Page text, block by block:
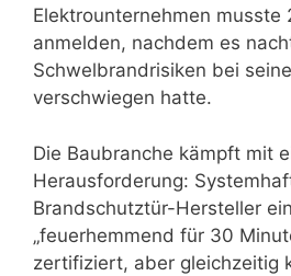
Elektrounternehmen musste
anmelden, nachdem es
Schwelbrandrisiken bei
verschwiegen hatte.
Die Baubranche kämpft mit
Herausforderung:
Brandschutztür-Hersteller
„feuerhemmend für 30
zertifiziert, aber gleichzeitig